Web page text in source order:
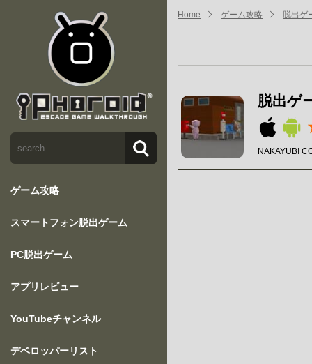
ゲーム攻略
スマートフォン脱出ゲーム
PC脱出ゲーム
アプリレビュー
YouTubeチャンネル
デベロッパーリスト
Home ゲーム攻略 脱出ゲ
脱出ゲ
NAKAYUBI